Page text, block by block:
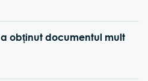
obținut documentul mult